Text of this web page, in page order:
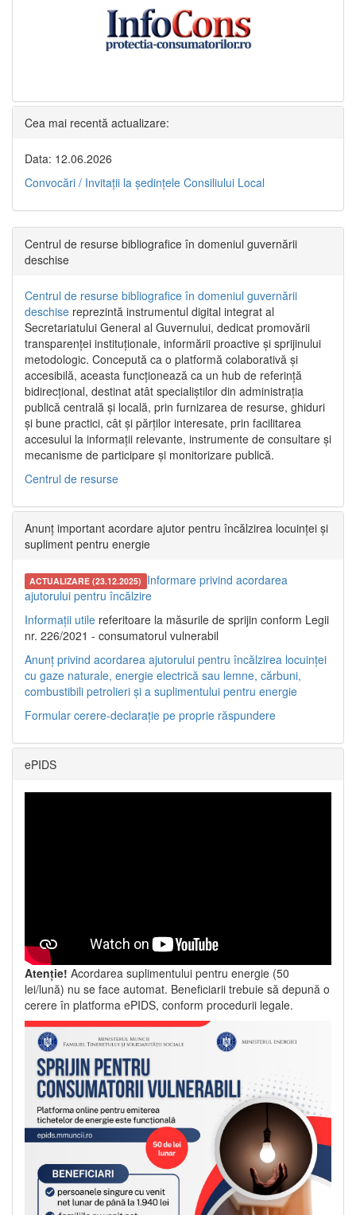
Cea mai recentă actualizare:
Data: 12.06.2026
Convocări / Invitaţii la şedinţele Consiliului Local
Centrul de resurse bibliografice în domeniul guvernării
deschise
Centrul de resurse bibliografice în domeniul guvernării
deschise reprezintă instrumentul digital integrat al
Secretariatului General al Guvernului, dedicat promovării
transparenței instituționale, informării proactive și sprijinului
metodologic. Concepută ca o platformă colaborativă și
accesibilă, aceasta funcționează ca un hub de referință
bidirecțional, destinat atât specialiștilor din administrația
publică centrală și locală, prin furnizarea de resurse, ghiduri
și bune practici, cât și părților interesate, prin facilitarea
accesului la informații relevante, instrumente de consultare și
mecanisme de participare și monitorizare publică.
Centrul de resurse
Anunț important acordare ajutor pentru încălzirea locuinței și
supliment pentru energie
ACTUALIZARE (23.12.2025) Informare privind acordarea
ajutorului pentru încălzire
Informații utile referitoare la măsurile de sprijin conform Legii
nr. 226/2021 - consumatorul vulnerabil
Anunț privind acordarea ajutorului pentru încălzirea locuinței
cu gaze naturale, energie electrică sau lemne, cărbuni,
combustibili petrolieri și a suplimentului pentru energie
Formular cerere-declarație pe proprie răspundere
ePIDS
Atenție! Acordarea suplimentului pentru energie (50
lei/lună) nu se face automat. Beneficiarii trebuie să depună o
cerere în platforma ePIDS, conform procedurii legale.